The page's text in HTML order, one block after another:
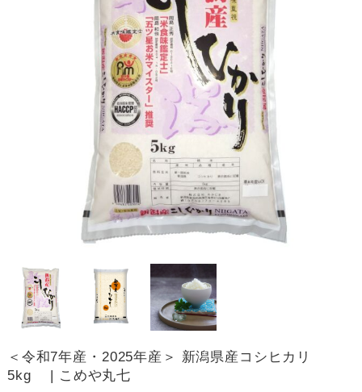
＜令和7年産・2025年産＞ 新潟県産コシヒカリ
5kg | こめや丸七